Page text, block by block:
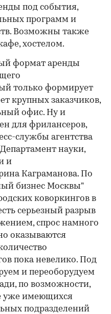
под события,
программ и
Возможны также
хостелом.
формат аренды
только формирует
крупных заказчиков,
офис. Ну и
для фрилансеров,
службы агентства
науки,
и
Каграманова. По
бизнес Москвы"
коворкингов в
серьезный разрыв
спрос намного
оказываются
пока невелико. Под
и переоборудуем
по возможности,
уже имеющихся
подразделений